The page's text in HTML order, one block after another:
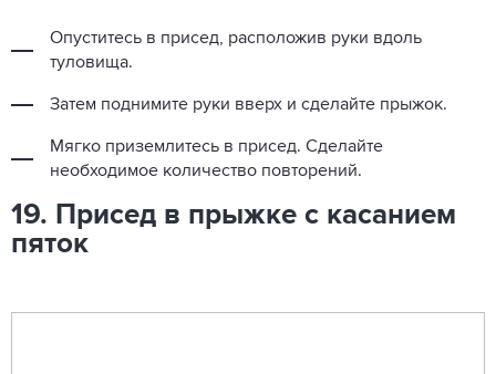
Опуститесь в присед, расположив руки вдоль
туловища.
Затем поднимите руки вверх и сделайте прыжок.
Мягко приземлитесь в присед. Сделайте
необходимое количество повторений.
19. Присед в прыжке с касанием
пяток